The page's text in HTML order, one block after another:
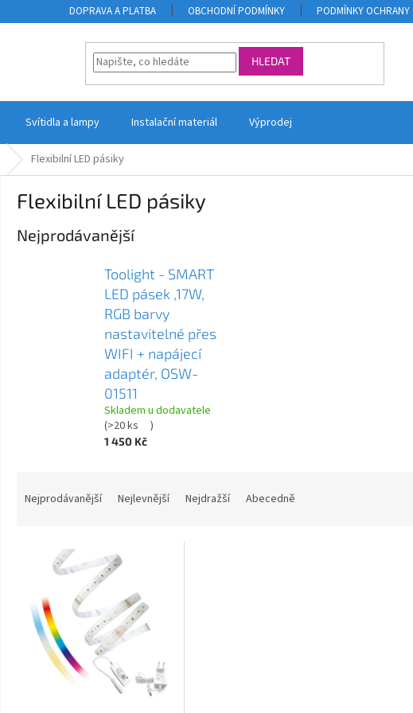
DOPRAVA A PLATBA OBCHODNÍ PODMÍNKY PODMÍNKY OCHRANY
HLEDAT
Svítidla a lampy Instalační materiál Výprodej
Flexibilní LED pásiky
Flexibilní LED pásiky
Nejprodávanější
Toolight - SMART
LED pásek ,17W,
RGB barvy
nastavitelné přes
WIFI + napájecí
adaptér, OSW-
01511
Skladem u dodavatele
(>20 ks )
1 450 Kč
Nejprodávanější Nejlevnější Nejdražší Abecedně